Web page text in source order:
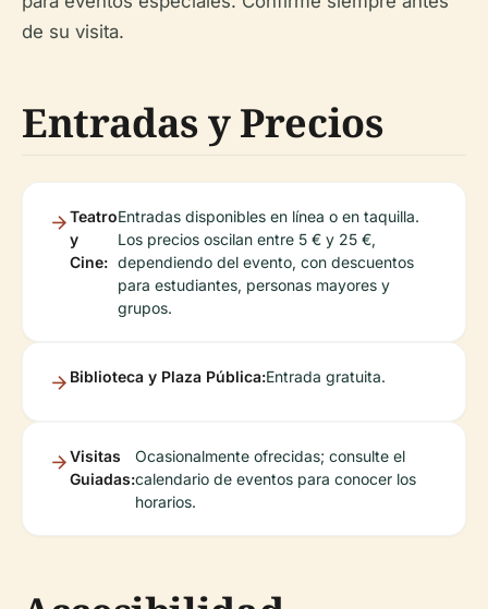
de su visita.
Entradas y Precios
Teatro
y
Cine:
Entradas disponibles en línea o en taquilla.
Los precios oscilan entre 5 € y 25 €,
dependiendo del evento, con descuentos
para estudiantes, personas mayores y
grupos.
Biblioteca y Plaza Pública:Entrada gratuita.
Visitas
Guiadas:
Ocasionalmente ofrecidas; consulte el
calendario de eventos para conocer los
horarios.